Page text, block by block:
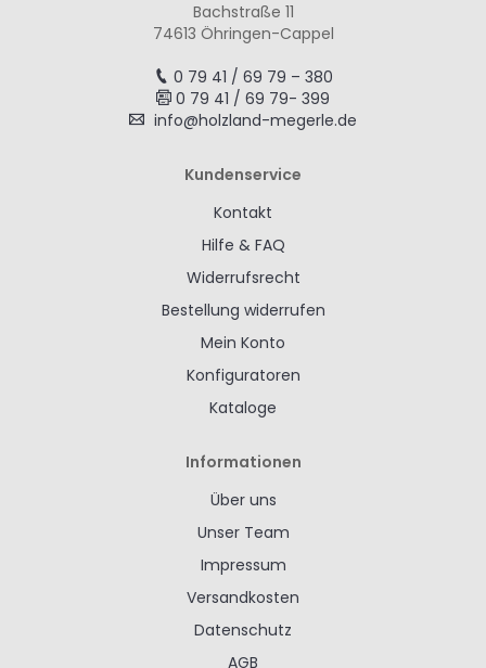
Bachstraße 11
74613 Öhringen-Cappel
0 79 41 / 69 79 – 380
0 79 41 / 69 79- 399
info@holzland-megerle.de
Kundenservice
Kontakt
Hilfe & FAQ
Widerrufsrecht
Bestellung widerrufen
Mein Konto
Konfiguratoren
Kataloge
Informationen
Über uns
Unser Team
Impressum
Versandkosten
Datenschutz
AGB